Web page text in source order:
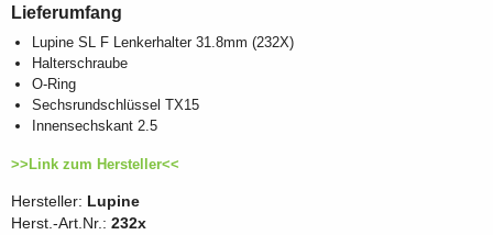
Lieferumfang
Lupine SL F Lenkerhalter 31.8mm (232X)
Halterschraube
O-Ring
Sechsrundschlüssel TX15
Innensechskant 2.5
>>Link zum Hersteller<<
Hersteller: Lupine
Herst.-Art.Nr.: 232x